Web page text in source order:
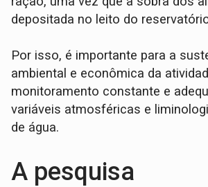
depositada no leito do
Por isso, é importante para a
ambiental e econômica da
monitoramento constante e
variáveis atmosféricas e
de água.
A pesquisa